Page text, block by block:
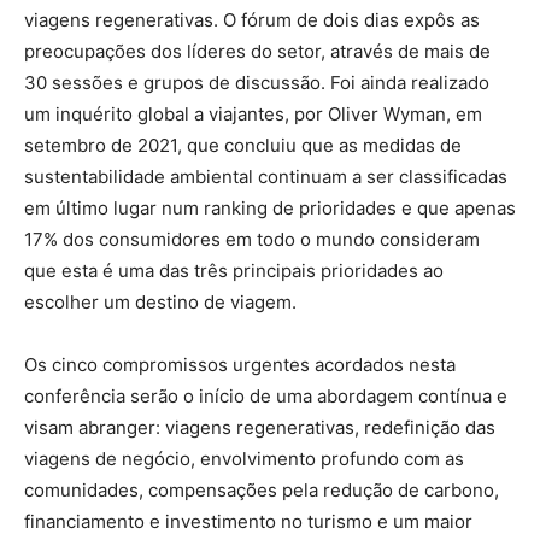
viagens regenerativas. O fórum de dois dias expôs as
preocupações dos líderes do setor, através de mais de
30 sessões e grupos de discussão. Foi ainda realizado
um inquérito global a viajantes, por Oliver Wyman, em
setembro de 2021, que concluiu que as medidas de
sustentabilidade ambiental continuam a ser classificadas
em último lugar num ranking de prioridades e que apenas
17% dos consumidores em todo o mundo consideram
que esta é uma das três principais prioridades ao
escolher um destino de viagem.
Os cinco compromissos urgentes acordados nesta
conferência serão o início de uma abordagem contínua e
visam abranger: viagens regenerativas, redefinição das
viagens de negócio, envolvimento profundo com as
comunidades, compensações pela redução de carbono,
financiamento e investimento no turismo e um maior